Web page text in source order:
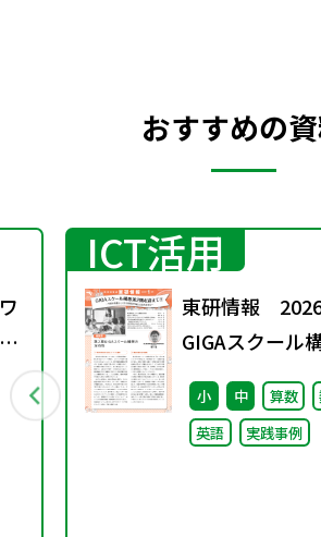
おすすめの
ICT活用
東研情報
GIGAスクール
を迎えて ②
小 中 算数
英語
実践事例